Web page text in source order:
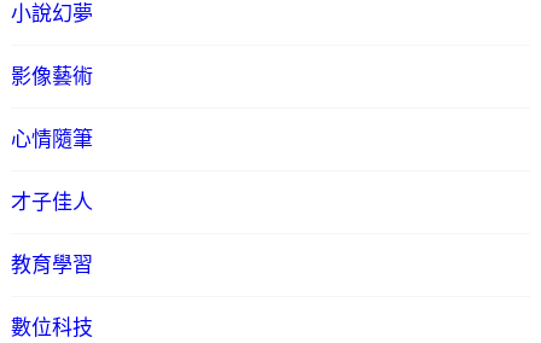
小說幻夢
影像藝術
心情隨筆
才子佳人
教育學習
數位科技